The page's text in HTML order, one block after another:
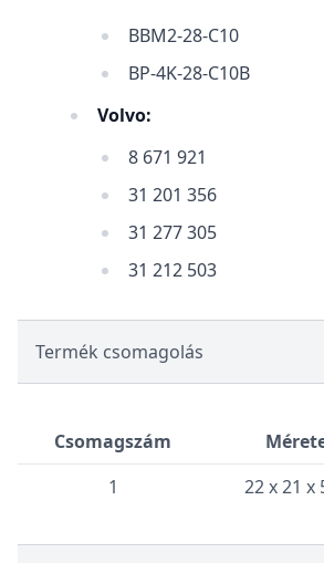
BBM2-28-C10
BP-4K-28-C10B
Volvo:
8 671 921
31 201 356
31 277 305
31 212 503
Termék csomagolás
Csomagszám
1
22 x 21 x